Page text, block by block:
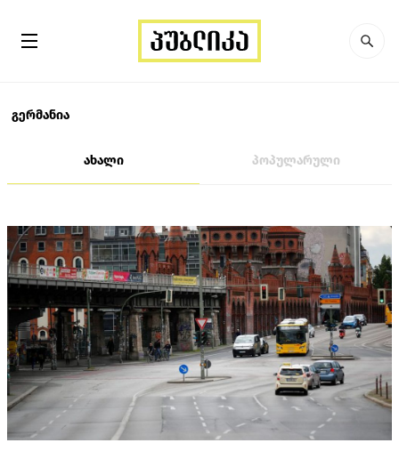
გერმანია
ახალი პოპულარული